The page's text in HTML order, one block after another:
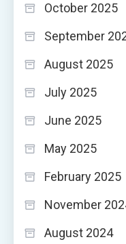
October 2025
September
August 2025
July 2025
June 2025
May 2025
February 2025
November
August 2024